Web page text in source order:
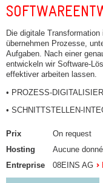
Die digitale
übernehmen Prozesse,
Aufgaben. Nach einer
entwickeln wir Software-
effektiver arbeiten lassen.
• PROZESS-
• SCHNITTSTELLEN-
Prix
On request
Hosting
Aucune
Entreprise
08EINS AG